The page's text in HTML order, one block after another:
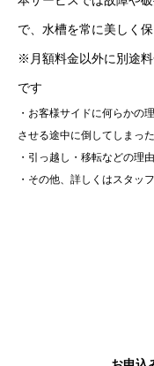
で、水槽を常に美しく
※月額料金以外に別途
です
・お客様サイドに何らかの
させる途中に倒してしまっ
・引っ越し・移転などの理
・その他、詳しくはスタッ